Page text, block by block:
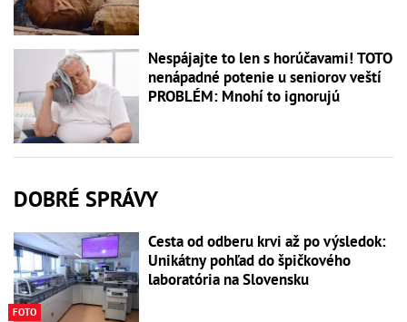
Nespájajte to len s horúčavami! TOTO
nenápadné potenie u seniorov veští
PROBLÉM: Mnohí to ignorujú
DOBRÉ SPRÁVY
FOTO
Cesta od odberu krvi až po výsledok:
Unikátny pohľad do špičkového
laboratória na Slovensku